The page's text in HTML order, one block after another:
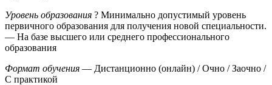
Уровень образования ? Минимально допустимый уровень
первичного образования для получения новой специальности.
— На базе высшего или среднего профессионального
образования
Формат обучения — Дистанционно (онлайн) / Очно / Заочно /
С практикой